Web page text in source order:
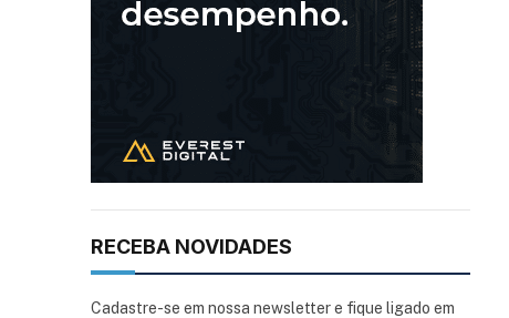
RECEBA NOVIDADES
Cadastre-se em nossa newsletter e fique ligado em